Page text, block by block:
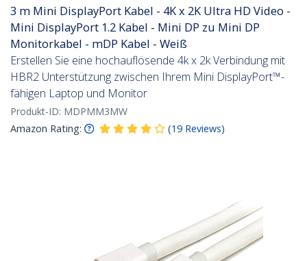
3 m Mini DisplayPort Kabel - 4K x 2K Ultra HD Video -
Mini DisplayPort 1.2 Kabel - Mini DP zu Mini DP
Monitorkabel - mDP Kabel - Weiß
Erstellen Sie eine hochauflösende 4k x 2k Verbindung mit
HBR2 Unterstützung zwischen Ihrem Mini DisplayPort™-
fähigen Laptop und Monitor
Produkt-ID: MDPMM3MW
Amazon Rating:
(19 Reviews)